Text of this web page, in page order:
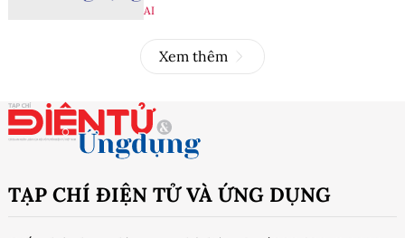
AI
Xem thêm
TẠP CHÍ ĐIỆN TỬ VÀ ỨNG DỤNG